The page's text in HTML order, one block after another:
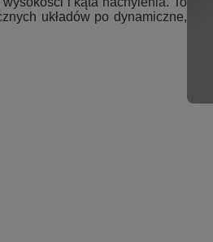
układów po dynamiczne,